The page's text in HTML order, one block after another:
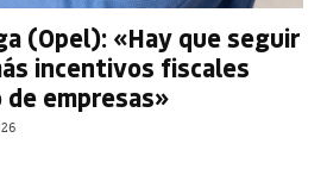
(Opel): «Hay que seguir
incentivos fiscales
empresas»